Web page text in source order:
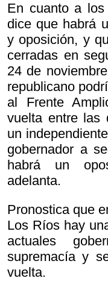
En cuanto a los
dice que habrá
y oposición, y
cerradas en
24 de
republicano
al Frente
vuelta entre las
un
gobernador a
habrá un
adelanta.
Pronostica que
Los Ríos hay
actuales
supremacía y
vuelta.